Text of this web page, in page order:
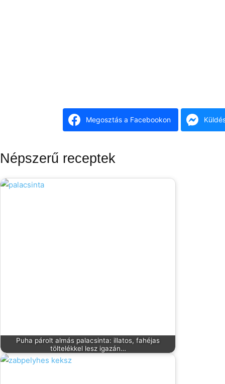
Megosztás a Facebookon
Népszerű receptek
Puha párolt almás palacsinta: illatos, fahéjas
töltelékkel lesz igazán…